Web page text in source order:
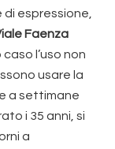
di espressione,
Faenza
l’uso non
usare la
a settimane
i 35 anni, si
a